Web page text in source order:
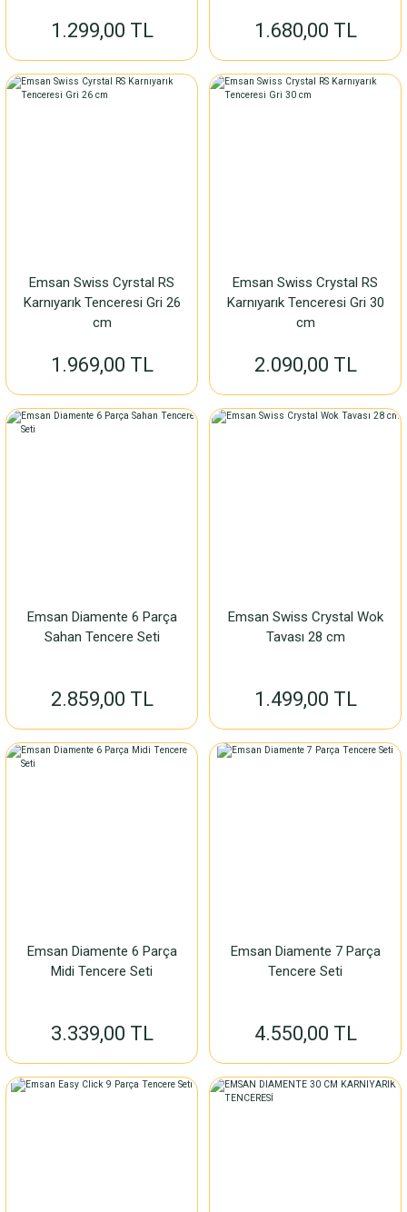
1.299,00 TL 1.680,00 TL
Emsan Swiss Cyrstal RS
Karnıyarık Tenceresi Gri 26
cm
1.969,00 TL
Emsan Swiss Crystal RS
Karnıyarık Tenceresi Gri 30
cm
2.090,00 TL
Emsan Diamente 6 Parça
Sahan Tencere Seti
2.859,00 TL
Emsan Swiss Crystal Wok
Tavası 28 cm
1.499,00 TL
Emsan Diamente 6 Parça
Midi Tencere Seti
3.339,00 TL
Emsan Diamente 7 Parça
Tencere Seti
4.550,00 TL